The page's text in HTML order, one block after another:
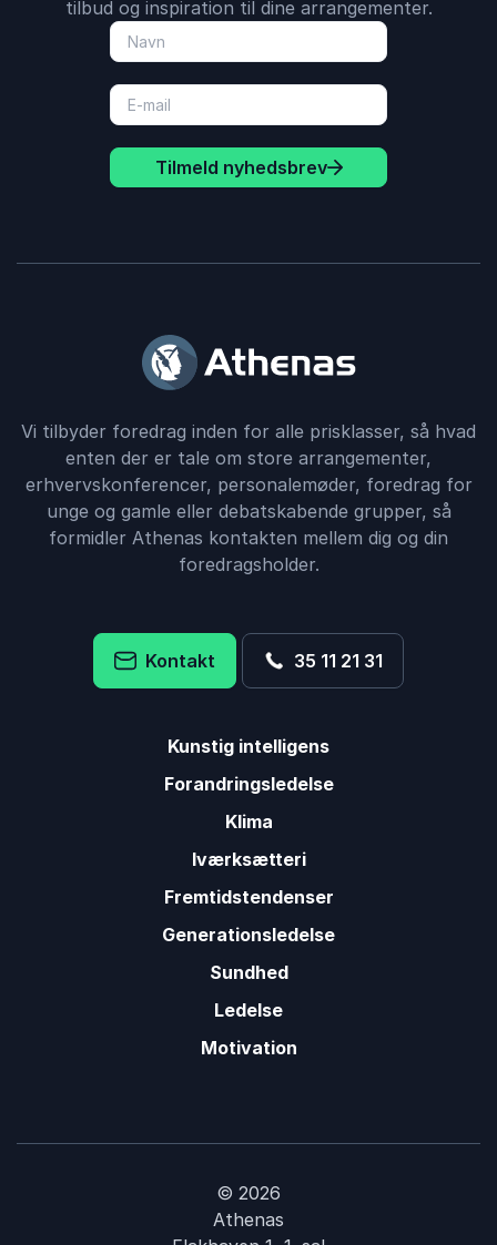
tilbud og inspiration til dine arrangementer.
Tilmeld nyhedsbrev
Vi tilbyder foredrag inden for alle prisklasser, så hvad
enten der er tale om store arrangementer,
erhvervskonferencer, personalemøder, foredrag for
unge og gamle eller debatskabende grupper, så
formidler Athenas kontakten mellem dig og din
foredragsholder.
Kontakt 35 11 21 31
Kunstig intelligens
Forandringsledelse
Klima
Iværksætteri
Fremtidstendenser
Generationsledelse
Sundhed
Ledelse
Motivation
© 2026
Athenas